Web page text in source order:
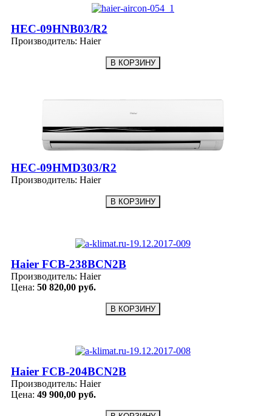
HEC-09HNB03/R2
Производитель: Haier
HEC-09HMD303/R2
Производитель: Haier
Haier FCB-238BCN2B
Производитель: Haier
Цена: 50 820,00 руб.
Haier FCB-204BCN2B
Производитель: Haier
Цена: 49 900,00 руб.